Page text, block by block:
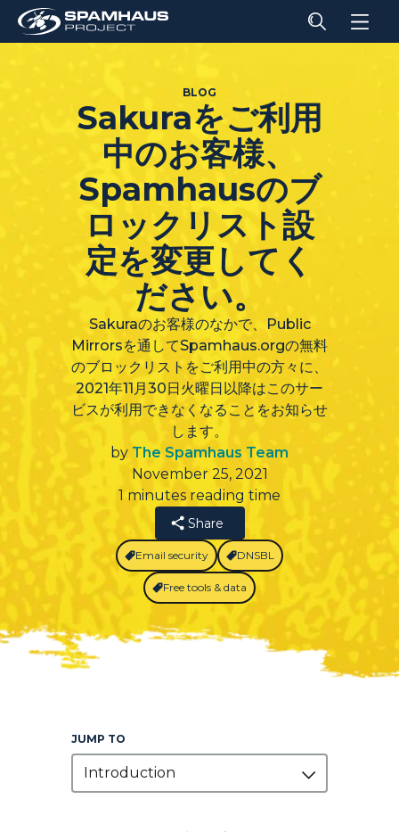
BLOG
Sakuraをご利用
中のお客様、
Spamhausのブ
ロックリスト設
定を変更してく
ださい。
Sakuraのお客様のなかで、Public
Mirrorsを通してSpamhaus.orgの無料
のブロックリストをご利用中の方々に、
2021年11月30日火曜日以降はこのサー
ビスが利用できなくなることをお知らせ
します。
by The Spamhaus Team
November 25, 2021
1 minutes reading time
Share
Email security DNSBL
Free tools & data
JUMP TO
Introduction